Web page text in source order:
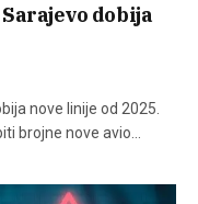
dobija
nove linije od 2025.
brojne nove avio…